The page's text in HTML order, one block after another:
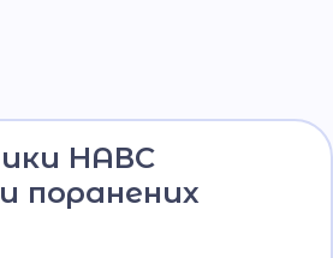
НАВС
поранених